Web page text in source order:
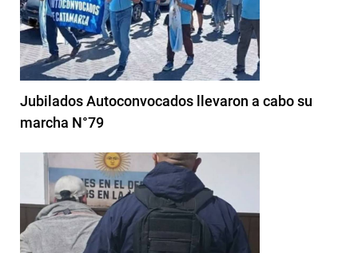
Jubilados Autoconvocados llevaron a cabo su
marcha N°79